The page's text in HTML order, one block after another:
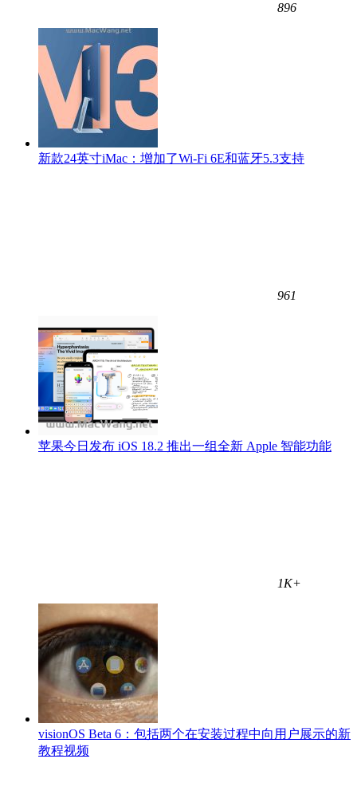
896
新款24英寸iMac：增加了Wi-Fi 6E和蓝牙5.3支持
961
苹果今日发布 iOS 18.2 推出一组全新 Apple 智能功能
1K+
visionOS Beta 6：包括两个在安装过程中向用户展示的新
教程视频